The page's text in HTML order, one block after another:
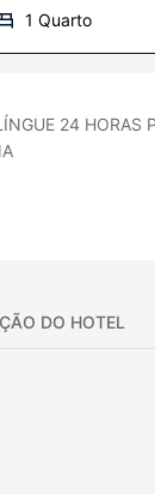
1 Quarto
24 HORAS
DO HOTEL